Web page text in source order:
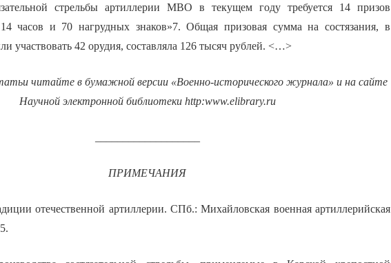
стрельбы артиллерии МВО в текущем году требуется 14 призов
14 часов и 70 нагрудных знаков»7. Общая призовая сумма на состязания, в
участвовать 42 орудия, составляла 126 тысяч рублей. <…>
читайте в бумажной версии «Военно-исторического журнала» и на сайте
Научной электронной библиотеки http:www.elibrary.ru
ПРИМЕЧАНИЯ
отечественной артиллерии. СПб.: Михайловская военная артиллерийская